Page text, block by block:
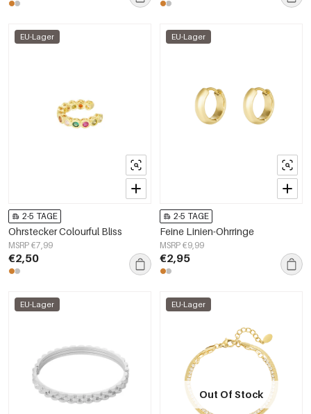
EU-Lager
2-5 TAGE
Ohrstecker Colourful Bliss
MSRP €7,99
€2,50
EU-Lager
2-5 TAGE
Feine Linien-Ohrringe
MSRP €9,99
€2,95
EU-Lager EU-Lager
Out Of Stock